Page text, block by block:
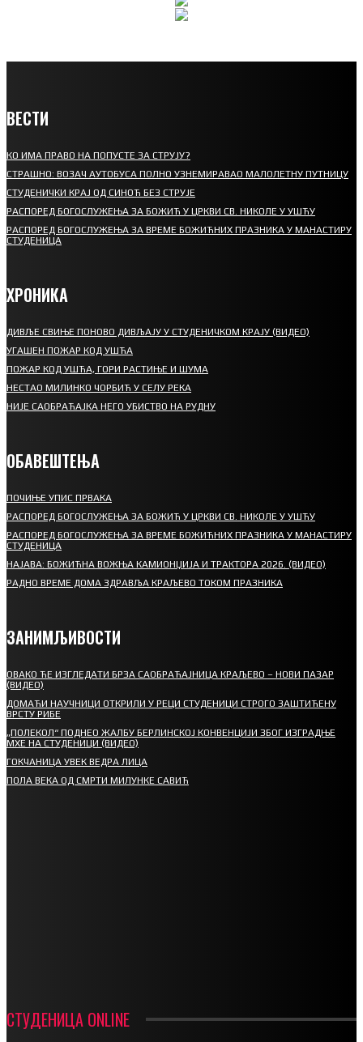
ВЕСТИ
КО ИМА ПРАВО НА ПОПУСТЕ ЗА СТРУЈУ?
СТРАШНО: ВОЗАЧ АУТОБУСА ПОЛНО УЗНЕМИРАВАО МАЛОЛЕТНУ ПУТНИЦУ
СТУДЕНИЧКИ КРАЈ ОД СИНОЋ БЕЗ СТРУЈЕ
РАСПОРЕД БОГОСЛУЖЕЊА ЗА БОЖИЋ У ЦРКВИ СВ. НИКОЛЕ У УШЋУ
РАСПОРЕД БОГОСЛУЖЕЊА ЗА ВРЕМЕ БОЖИЋНИХ ПРАЗНИКА У МАНАСТИРУ
СТУДЕНИЦА
ХРОНИКА
ДИВЉЕ СВИЊЕ ПОНОВО ДИВЉАЈУ У СТУДЕНИЧКОМ КРАЈУ (ВИДЕО)
УГАШЕН ПОЖАР КОД УШЋА
ПОЖАР КОД УШЋА, ГОРИ РАСТИЊЕ И ШУМА
НЕСТАО МИЛИНКО ЧОРБИЋ У СЕЛУ РЕКА
НИЈЕ САОБРАЋАЈКА НЕГО УБИСТВО НА РУДНУ
ОБАВЕШТЕЊА
ПОЧИЊЕ УПИС ПРВАКА
РАСПОРЕД БОГОСЛУЖЕЊА ЗА БОЖИЋ У ЦРКВИ СВ. НИКОЛЕ У УШЋУ
РАСПОРЕД БОГОСЛУЖЕЊА ЗА ВРЕМЕ БОЖИЋНИХ ПРАЗНИКА У МАНАСТИРУ
СТУДЕНИЦА
НАЈАВА: БОЖИЋНА ВОЖЊА КАМИОНЏИЈА И ТРАКТОРА 2026. (ВИДЕО)
РАДНО ВРЕМЕ ДОМА ЗДРАВЉА КРАЉЕВО ТОКОМ ПРАЗНИКА
ЗАНИМЉИВОСТИ
ОВАКО ЋЕ ИЗГЛЕДАТИ БРЗА САОБРАЋАЈНИЦА КРАЉЕВО – НОВИ ПАЗАР
(ВИДЕО)
ДОМАЋИ НАУЧНИЦИ ОТКРИЛИ У РЕЦИ СТУДЕНИЦИ СТРОГО ЗАШТИЋЕНУ
ВРСТУ РИБЕ
„ПОЛЕКОЛ“ ПОДНЕО ЖАЛБУ БЕРЛИНСКОЈ КОНВЕНЦИЈИ ЗБОГ ИЗГРАДЊЕ
МХЕ НА СТУДЕНИЦИ (ВИДЕО)
ГОКЧАНИЦА УВЕК ВЕДРА ЛИЦА
ПОЛА ВЕКА ОД СМРТИ МИЛУНКЕ САВИЋ
СТУДЕНИЦА ONLINE